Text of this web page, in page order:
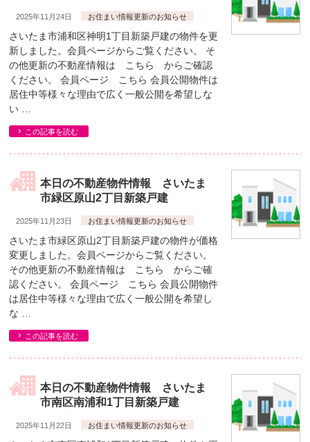
2025年11月24日 お住まい情報更新のお知らせ
さいたま市浦和区神明1丁目新築戸建の物件を更
新しました。会員ページからご覧ください。 そ
の他更新の不動産情報は こちら からご確認
ください。 会員ページ こちら 会員公開物件は
居住中等様々な理由で広く一般公開を希望しな
い …
この記事を読む
本日の不動産物件情報 さいたま
市緑区原山2丁目新築戸建
2025年11月23日 お住まい情報更新のお知らせ
さいたま市緑区原山2丁目新築戸建の物件が価格
変更しました。会員ページからご覧ください。
その他更新の不動産情報は こちら からご確
認ください。 会員ページ こちら 会員公開物件
は居住中等様々な理由で広く一般公開を希望し
な …
この記事を読む
本日の不動産物件情報 さいたま
市南区南浦和1丁目新築戸建
2025年11月22日 お住まい情報更新のお知らせ